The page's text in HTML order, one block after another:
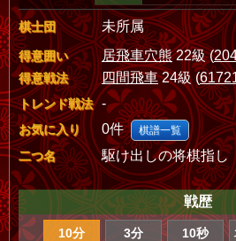
棋士団 未所属
得意囲い 居飛車穴熊22級 (
得意戦法 四間飛車24級 (
トレンド戦法 -
お気に入り 0件 棋譜一覧
二つ名 駆け出しの将棋指し
戦歴
10分 3分 10秒